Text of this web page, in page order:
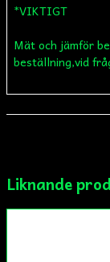
name
Namn
email
Ja, ni får
*VIKTIGT
Mät och jämför
beställning,vid
Liknande